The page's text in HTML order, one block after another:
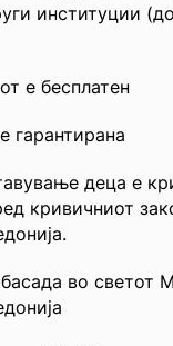
институции
бесплатен
деца е
кривичниот
во светот